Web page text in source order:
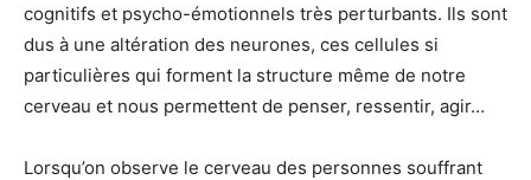
cognitifs et psycho-émotionnels très perturbants. Ils sont
dus à une altération des neurones, ces cellules si
particulières qui forment la structure même de notre
cerveau et nous permettent de penser, ressentir, agir…
Lorsqu’on observe le cerveau des personnes souffrant